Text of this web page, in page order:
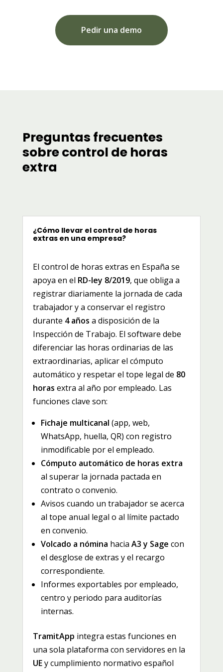
Pedir una demo
Preguntas frecuentes
sobre control de horas
extra
¿Cómo llevar el control de horas
extras en una empresa?
El control de horas extras en España se
apoya en el RD-ley 8/2019, que obliga a
registrar diariamente la jornada de cada
trabajador y a conservar el registro
durante 4 años a disposición de la
Inspección de Trabajo. El software debe
diferenciar las horas ordinarias de las
extraordinarias, aplicar el cómputo
automático y respetar el tope legal de 80
horas extra al año por empleado. Las
funciones clave son:
Fichaje multicanal (app, web,
WhatsApp, huella, QR) con registro
inmodificable por el empleado.
Cómputo automático de horas extra
al superar la jornada pactada en
contrato o convenio.
Avisos cuando un trabajador se acerca
al tope anual legal o al límite pactado
en convenio.
Volcado a nómina hacia A3 y Sage con
el desglose de extras y el recargo
correspondiente.
Informes exportables por empleado,
centro y periodo para auditorías
internas.
TramitApp integra estas funciones en
una sola plataforma con servidores en la
UEy cumplimiento normativo español